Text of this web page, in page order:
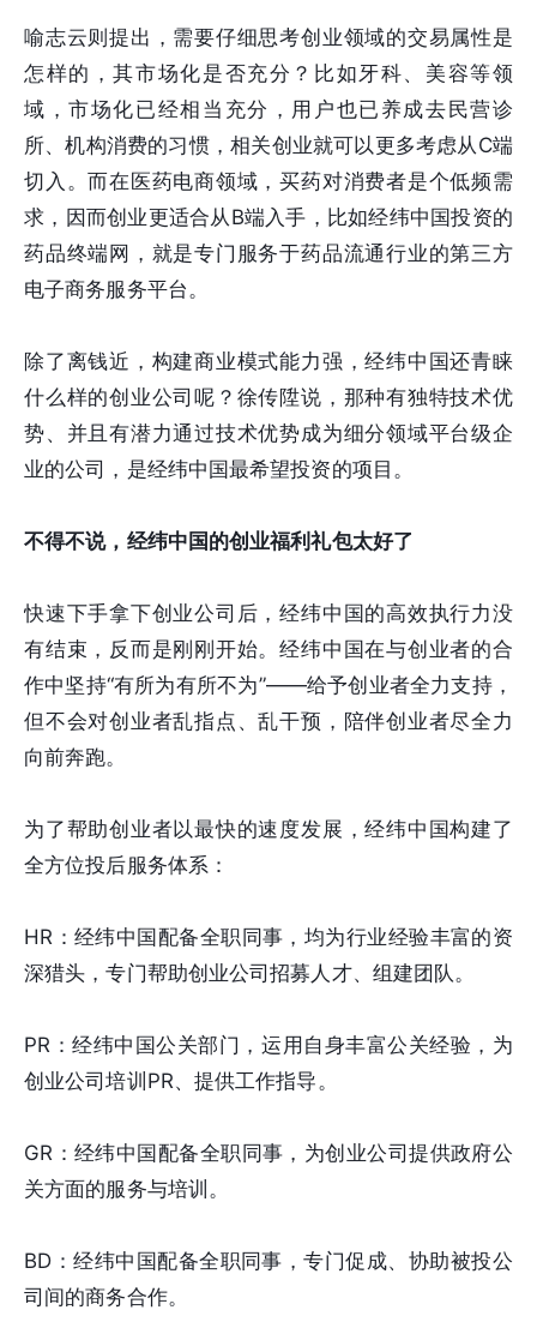
喻志云则提出，需要仔细思考创业领域的交易属性是
怎样的，其市场化是否充分？比如牙科、美容等领
域，市场化已经相当充分，用户也已养成去民营诊
所、机构消费的习惯，相关创业就可以更多考虑从C端
切入。而在医药电商领域，买药对消费者是个低频需
求，因而创业更适合从B端入手，比如经纬中国投资的
药品终端网，就是专门服务于药品流通行业的第三方
电子商务服务平台。
除了离钱近，构建商业模式能力强，经纬中国还青睐
什么样的创业公司呢？徐传陞说，那种有独特技术优
势、并且有潜力通过技术优势成为细分领域平台级企
业的公司，是经纬中国最希望投资的项目。
不得不说，经纬中国的创业福利礼包太好了
快速下手拿下创业公司后，经纬中国的高效执行力没
有结束，反而是刚刚开始。经纬中国在与创业者的合
作中坚持“有所为有所不为”——给予创业者全力支持，
但不会对创业者乱指点、乱干预，陪伴创业者尽全力
向前奔跑。
为了帮助创业者以最快的速度发展，经纬中国构建了
全方位投后服务体系：
HR：经纬中国配备全职同事，均为行业经验丰富的资
深猎头，专门帮助创业公司招募人才、组建团队。
PR：经纬中国公关部门，运用自身丰富公关经验，为
创业公司培训PR、提供工作指导。
GR：经纬中国配备全职同事，为创业公司提供政府公
关方面的服务与培训。
BD：经纬中国配备全职同事，专门促成、协助被投公
司间的商务合作。